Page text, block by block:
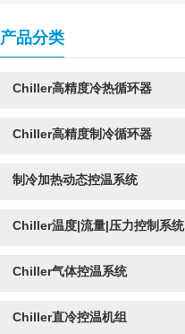
产品分类
Chiller高精度冷热循环器
Chiller高精度制冷循环器
制冷加热动态控温系统
Chiller温度|流量|压力控制系统
Chiller气体控温系统
Chiller直冷控温机组